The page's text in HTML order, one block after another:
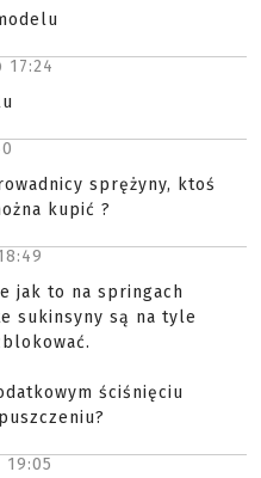
17:24
sprężyny, ktoś
kupić ?
jak to na springach
sukinsyny są na tyle
ściśnięciu
19:05